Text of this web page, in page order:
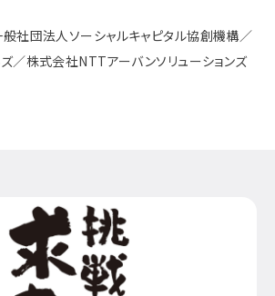
社団法人ソーシャルキャピタル協創機構／
／株式会社NTTアーバンソリューションズ